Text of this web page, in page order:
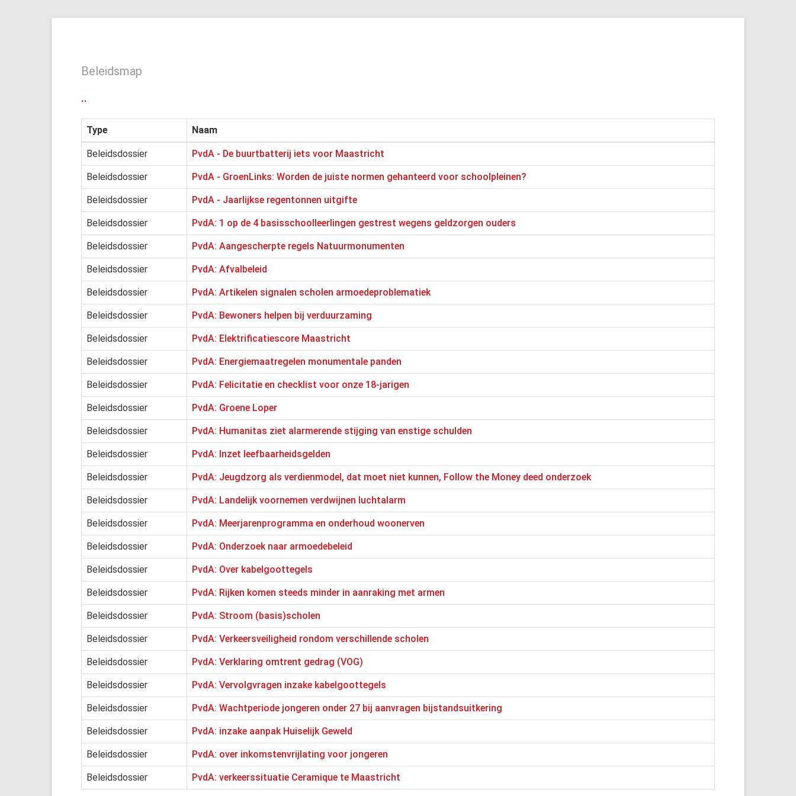
Beleidsmap
..
Type Naam
Beleidsdossier PvdA - De buurtbatterij iets voor Maastricht
Beleidsdossier PvdA - GroenLinks: Worden de juiste normen gehanteerd voor schoolpleinen?
Beleidsdossier PvdA - Jaarlijkse regentonnen uitgifte
Beleidsdossier PvdA: 1 op de 4 basisschoolleerlingen gestrest wegens geldzorgen ouders
Beleidsdossier PvdA: Aangescherpte regels Natuurmonumenten
Beleidsdossier PvdA: Afvalbeleid
Beleidsdossier PvdA: Artikelen signalen scholen armoedeproblematiek
Beleidsdossier PvdA: Bewoners helpen bij verduurzaming
Beleidsdossier PvdA: Elektrificatiescore Maastricht
Beleidsdossier PvdA: Energiemaatregelen monumentale panden
Beleidsdossier PvdA: Felicitatie en checklist voor onze 18-jarigen
Beleidsdossier PvdA: Groene Loper
Beleidsdossier PvdA: Humanitas ziet alarmerende stijging van enstige schulden
Beleidsdossier PvdA: Inzet leefbaarheidsgelden
Beleidsdossier PvdA: Jeugdzorg als verdienmodel, dat moet niet kunnen, Follow the Money deed onderzoek
Beleidsdossier PvdA: Landelijk voornemen verdwijnen luchtalarm
Beleidsdossier PvdA: Meerjarenprogramma en onderhoud woonerven
Beleidsdossier PvdA: Onderzoek naar armoedebeleid
Beleidsdossier PvdA: Over kabelgoottegels
Beleidsdossier PvdA: Rijken komen steeds minder in aanraking met armen
Beleidsdossier PvdA: Stroom (basis)scholen
Beleidsdossier PvdA: Verkeersveiligheid rondom verschillende scholen
Beleidsdossier PvdA: Verklaring omtrent gedrag (VOG)
Beleidsdossier PvdA: Vervolgvragen inzake kabelgoottegels
Beleidsdossier PvdA: Wachtperiode jongeren onder 27 bij aanvragen bijstandsuitkering
Beleidsdossier PvdA: inzake aanpak Huiselijk Geweld
Beleidsdossier PvdA: over inkomstenvrijlating voor jongeren
Beleidsdossier PvdA: verkeerssituatie Ceramique te Maastricht